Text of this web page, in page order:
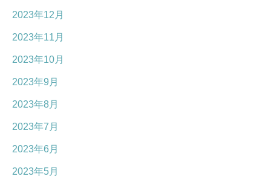
2023年12月
2023年11月
2023年10月
2023年9月
2023年8月
2023年7月
2023年6月
2023年5月